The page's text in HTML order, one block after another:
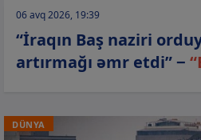
06 avq 2026, 19:39
“İraqın Baş naziri
artırmağı əmr etdi” −
DÜNYA